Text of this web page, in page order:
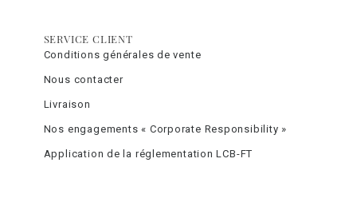
SERVICE CLIENT
Conditions générales de vente
Nous contacter
Livraison
Nos engagements « Corporate Responsibility »
Application de la réglementation LCB-FT